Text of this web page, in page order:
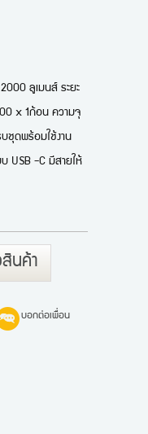
2000 ลูเมนส์ ระยะ
x 1ก้อน ความจุ
ชุดพร้อมใช้งาน
บ USB -C มีสายให้
นค้า
บอกต่อเพื่อน